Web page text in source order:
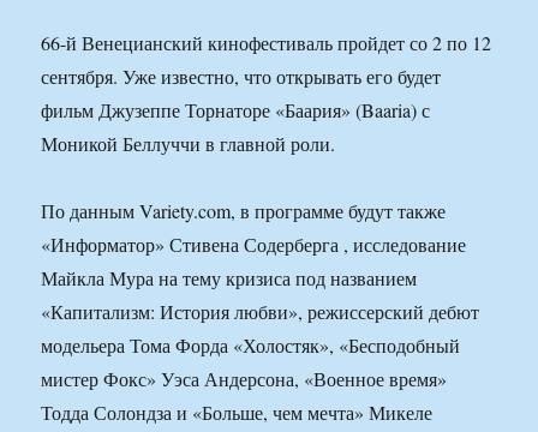
66-й Венецианский кинофестиваль пройдет со 2 по 12
сентября. Уже известно, что открывать его будет
фильм Джузеппе Торнаторе «Баария» (Baaria) с
Моникой Беллуччи в главной роли.
По данным Variety.com, в программе будут также
«Информатор» Стивена Содерберга , исследование
Майкла Мура на тему кризиса под названием
«Капитализм: История любви», режиссерский дебют
модельера Тома Форда «Холостяк», «Бесподобный
мистер Фокс» Уэса Андерсона, «Военное время»
Тодда Солондза и «Больше, чем мечта» Микеле